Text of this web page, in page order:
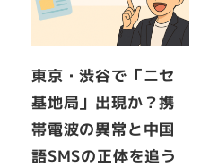
東京・渋谷で「ニセ
基地局」出現か？携
帯電波の異常と中国
語SMSの正体を追う